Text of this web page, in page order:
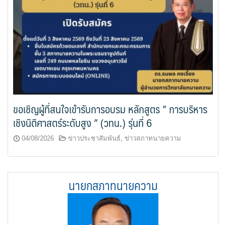
ขอเชิญผู้ที่สนใจเข้ารับการอบรม หลักสูตร ” การบริหาร
เชิงนิติศาสตร์ระดับสูง ” (วทน.) รุ่นที่ 6
04/08/2026 ข่าวประชาสัมพันธ์, ข่าวสภาทนายความ
นายกสภาทนายความ